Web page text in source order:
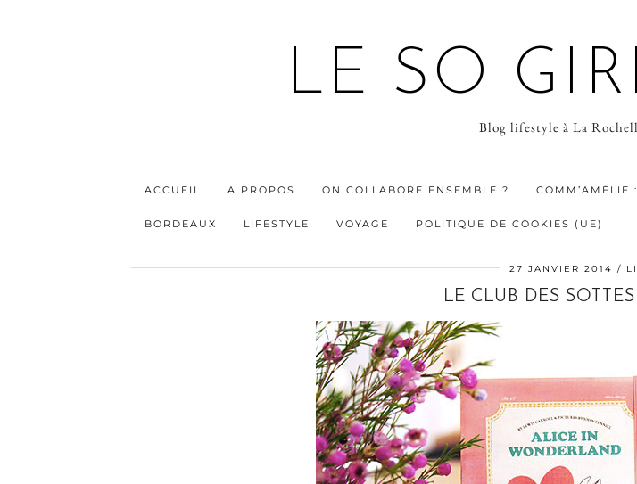
LE SO
Blog lifestyle à La
ACCUEIL A PROPOS ON COLLABORE ENSEMBLE ?
BORDEAUX LIFESTYLE VOYAGE POLITIQUE DE COOKIES (UE)
27 JANVIER 2014
LE CLUB DES